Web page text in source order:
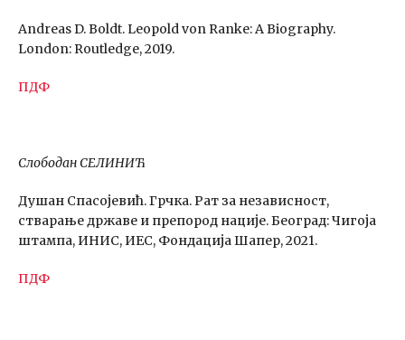
Andreas D. Boldt. Leopold von Ranke: A Biography.
London: Routledge, 2019.
ПДФ
Слободан СЕЛИНИЋ
Душан Спасојевић. Грчка. Рат за независност,
стварање државе и препород нације. Београд: Чигоја
штампа, ИНИС, ИЕС, Фондација Шапер, 2021.
ПДФ